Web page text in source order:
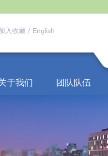
入收藏 / English
于我们 团队队伍